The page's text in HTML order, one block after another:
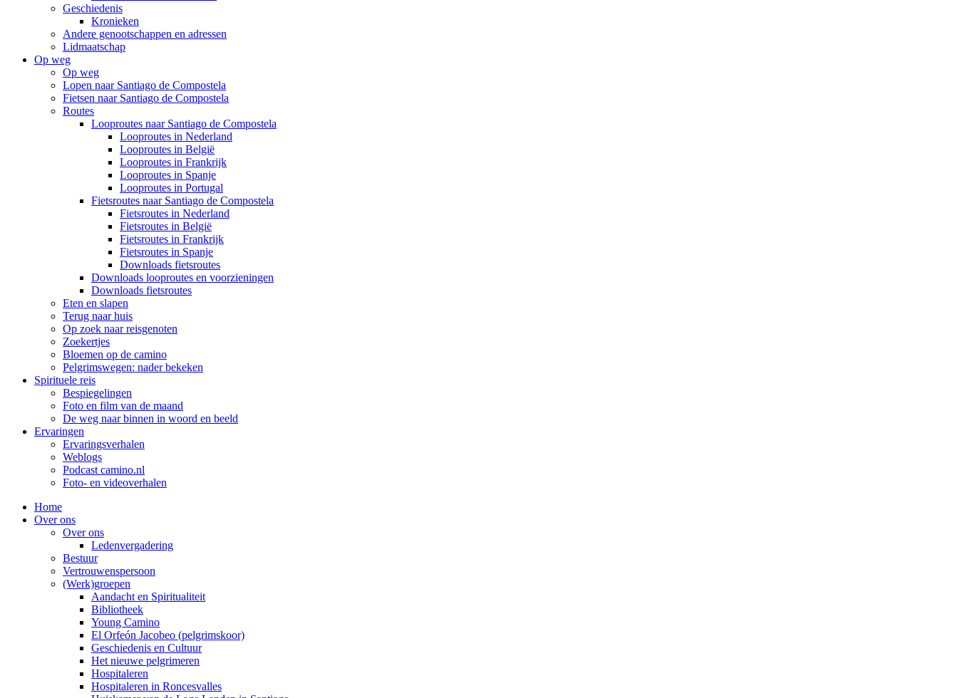
Geschiedenis
Kronieken
Andere genootschappen en adressen
Lidmaatschap
Op weg
Op weg
Lopen naar Santiago de Compostela
Fietsen naar Santiago de Compostela
Routes
Looproutes naar Santiago de Compostela
Looproutes in Nederland
Looproutes in België
Looproutes in Frankrijk
Looproutes in Spanje
Looproutes in Portugal
Fietsroutes naar Santiago de Compostela
Fietsroutes in Nederland
Fietsroutes in België
Fietsroutes in Frankrijk
Fietsroutes in Spanje
Downloads fietsroutes
Downloads looproutes en voorzieningen
Downloads fietsroutes
Eten en slapen
Terug naar huis
Op zoek naar reisgenoten
Zoekertjes
Bloemen op de camino
Pelgrimswegen: nader bekeken
Spirituele reis
Bespiegelingen
Foto en film van de maand
De weg naar binnen in woord en beeld
Ervaringen
Ervaringsverhalen
Weblogs
Podcast camino.nl
Foto- en videoverhalen
Home
Over ons
Over ons
Ledenvergadering
Bestuur
Vertrouwenspersoon
(Werk)groepen
Aandacht en Spiritualiteit
Bibliotheek
Young Camino
El Orfeón Jacobeo (pelgrimskoor)
Geschiedenis en Cultuur
Het nieuwe pelgrimeren
Hospitaleren
Hospitaleren in Roncesvalles